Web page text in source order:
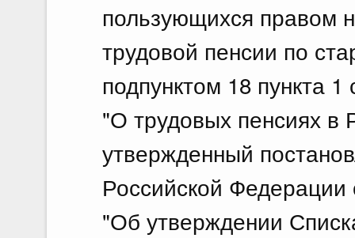
пользующихся правом
трудовой пенсии по
подпунктом 18 пункта
"О трудовых пенсиях в
утвержденный
Российской
"Об утверждении